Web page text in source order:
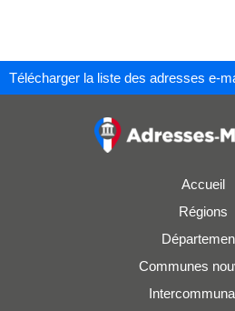
Télécharger la liste des adresses e-
Accueil
Régions
Communes